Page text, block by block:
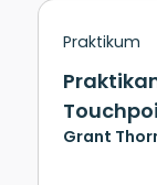
Praktikum
Grant